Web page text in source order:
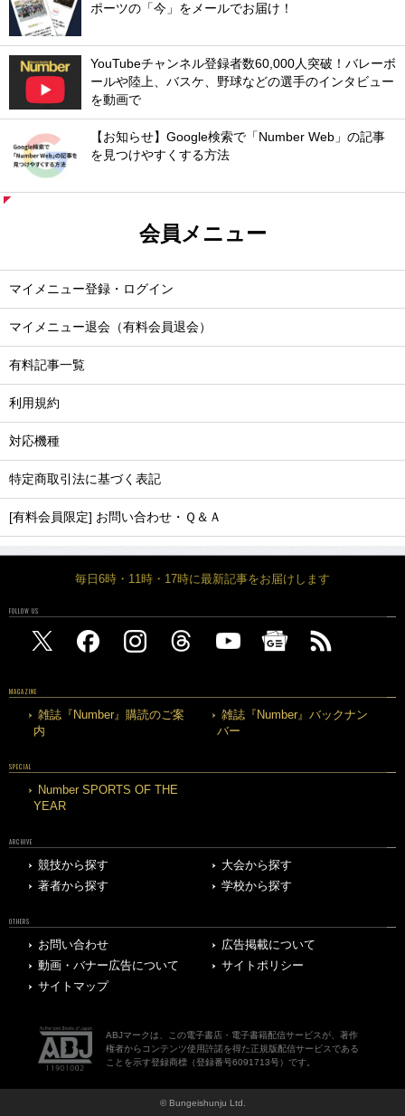
ポーツの「今」をメールでお届け！
YouTubeチャンネル登録者数60,000人突破！バレーボ
ールや陸上、バスケ、野球などの選手のインタビュー
を動画で
【お知らせ】Google検索で「Number Web」の記事
を見つけやすくする方法
会員メニュー
マイメニュー登録・ログイン
マイメニュー退会（有料会員退会）
有料記事一覧
利用規約
対応機種
特定商取引法に基づく表記
[有料会員限定] お問い合わせ・Ｑ＆Ａ
毎日6時・11時・17時に最新記事をお届けします
FOLLOW US
MAGAZINE
雑誌『Number』購読のご案
内
雑誌『Number』バックナン
バー
SPECIAL
Number SPORTS OF THE
YEAR
ARCHIVE
競技から探す
大会から探す
著者から探す
学校から探す
OTHERS
お問い合わせ
広告掲載について
動画・バナー広告について
サイトポリシー
サイトマップ
ABJマークは、この電子書店・電子書籍配信サービスが、著作
権者からコンテンツ使用許諾を得た正規版配信サービスである
ことを示す登録商標（登録番号6091713号）です。
© Bungeishunju Ltd.